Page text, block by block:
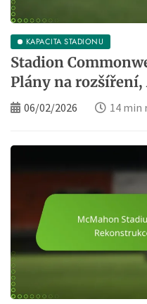
KAPACITA STADIONU
Stadion
Plány na
06/02/2026 14 min